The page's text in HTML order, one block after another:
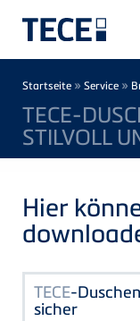
Startseite » Service »
TECE-
STILVOLL
Hier
TECE-
sicher